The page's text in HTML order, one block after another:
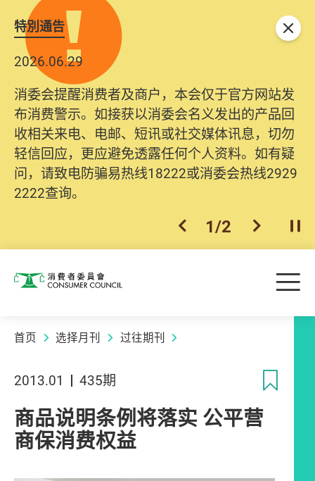
特別通告
2026.06.29
消委会提醒消费者及商户，本会仅于官方网站发
布消费警示。如接获以消委会名义发出的产品回
收相关来电、电邮、短讯或社交媒体讯息，切勿
轻信回应，更应避免透露任何个人资料。如有疑
问，请致电防骗易热线18222或消委会热线2929
2222查询。
上一个
1/2 下一个开
关闭
消费者委员会 目
首页 选择月刊 过往期刊
2013.01 435期
商品说明条例将落实 公平营
商保消费权益